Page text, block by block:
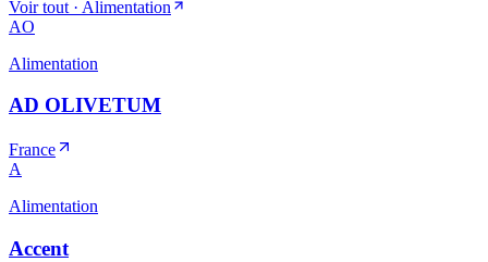
Voir tout · Alimentation
AO
Alimentation
AD OLIVETUM
France
A
Alimentation
Accent